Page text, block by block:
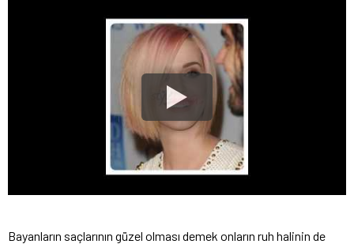
Bayanların saçlarının güzel olması demek onların ruh halinin de